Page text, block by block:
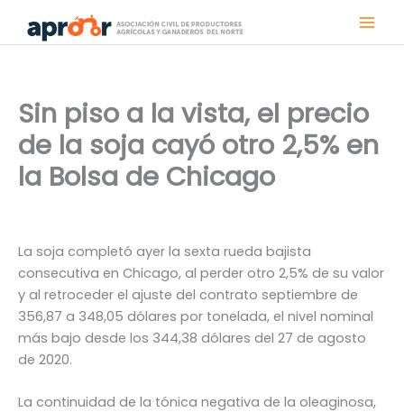
Sin piso a la vista, el precio
de la soja cayó otro 2,5% en
la Bolsa de Chicago
La soja completó ayer la sexta rueda bajista
consecutiva en Chicago, al perder otro 2,5% de su valor
y al retroceder el ajuste del contrato septiembre de
356,87 a 348,05 dólares por tonelada, el nivel nominal
más bajo desde los 344,38 dólares del 27 de agosto
de 2020.
La continuidad de la tónica negativa de la oleaginosa,